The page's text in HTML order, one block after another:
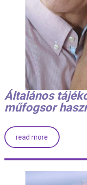
Általános
műfogsor
read more